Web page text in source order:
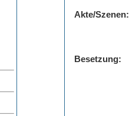
Akte/Szenen:
Besetzung: